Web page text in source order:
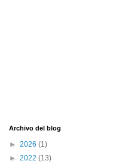
Archivo del blog
► 2026 (1)
► 2022 (13)